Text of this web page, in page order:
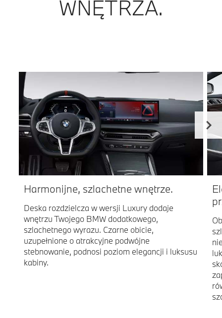
WNĘTRZA.
Harmonijne, szlachetne wnętrze.
Deska rozdzielcza w wersji Luxury dodaje
wnętrzu Twojego BMW dodatkowego,
szlachetnego wyrazu. Czarne obicie,
uzupełnione o atrakcyjne podwójne
stebnowanie, podnosi poziom elegancji i luksusu
kabiny.